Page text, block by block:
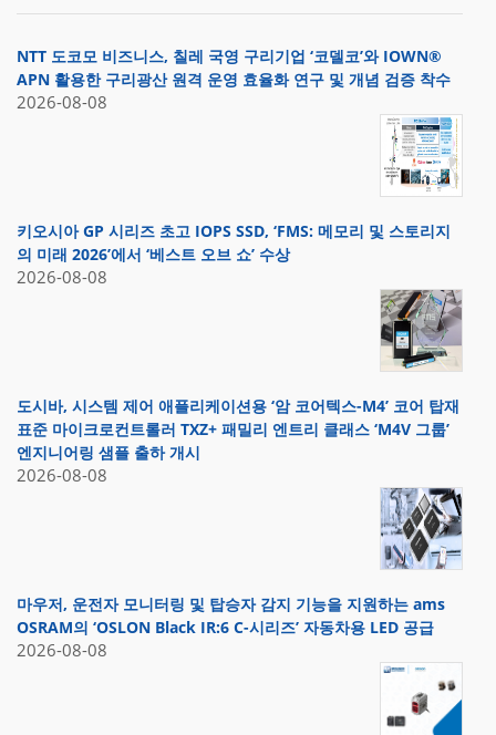
NTT 도코모 비즈니스, 칠레 국영 구리기업 ‘코델코’와 IOWN®
APN 활용한 구리광산 원격 운영 효율화 연구 및 개념 검증 착수
2026-08-08
키오시아 GP 시리즈 초고 IOPS SSD, ‘FMS: 메모리 및 스토리지
의 미래 2026’에서 ‘베스트 오브 쇼’ 수상
2026-08-08
도시바, 시스템 제어 애플리케이션용 ‘암 코어텍스-M4’ 코어 탑재
표준 마이크로컨트롤러 TXZ+ 패밀리 엔트리 클래스 ‘M4V 그룹’
엔지니어링 샘플 출하 개시
2026-08-08
마우저, 운전자 모니터링 및 탑승자 감지 기능을 지원하는 ams
OSRAM의 ‘OSLON Black IR:6 C-시리즈’ 자동차용 LED 공급
2026-08-08